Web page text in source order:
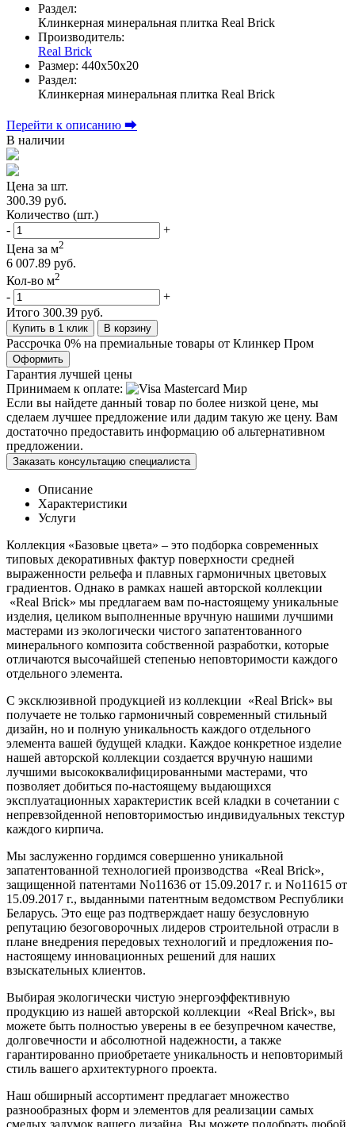
Раздел:
Клинкерная минеральная плитка Real Brick
Производитель:
Real Brick
Размер: 440х50х20
Раздел:
Клинкерная минеральная плитка Real Brick
Перейти к описанию ⮕
В наличии
Цена за шт.
300.39 руб.
Количество (шт.)
-
+
Цена за м2
6 007.89 руб.
Кол-во м2
-
+
Итого 300.39 руб.
Купить в 1 клик В корзину
Рассрочка 0% на премиальные товары от Клинкер Пром
Оформить
Гарантия лучшей цены
Принимаем к оплате:
Если вы найдете данный товар по более низкой цене, мы
сделаем лучшее предложение или дадим такую же цену. Вам
достаточно предоставить информацию об альтернативном
предложении.
Заказать консультацию специалиста
Описание
Характеристики
Услуги
Коллекция «Базовые цвета» – это подборка современных
типовых декоративных фактур поверхности средней
выраженности рельефа и плавных гармоничных цветовых
градиентов. Однако в рамках нашей авторской коллекции
«Real Brick» мы предлагаем вам по-настоящему уникальные
изделия, целиком выполненные вручную нашими лучшими
мастерами из экологически чистого запатентованного
минерального композита собственной разработки, которые
отличаются высочайшей степенью неповторимости каждого
отдельного элемента.
С эксклюзивной продукцией из коллекции «Real Brick» вы
получаете не только гармоничный современный стильный
дизайн, но и полную уникальность каждого отдельного
элемента вашей будущей кладки. Каждое конкретное изделие
нашей авторской коллекции создается вручную нашими
лучшими высококвалифицированными мастерами, что
позволяет добиться по-настоящему выдающихся
эксплуатационных характеристик всей кладки в сочетании с
непревзойденной неповторимостью индивидуальных текстур
каждого кирпича.
Мы заслуженно гордимся совершенно уникальной
запатентованной технологией производства «Real Brick»,
защищенной патентами No11636 от 15.09.2017 г. и No11615 от
15.09.2017 г., выданными патентным ведомством Республики
Беларусь. Это еще раз подтверждает нашу безусловную
репутацию безоговорочных лидеров строительной отрасли в
плане внедрения передовых технологий и предложения по-
настоящему инновационных решений для наших
взыскательных клиентов.
Выбирая экологически чистую энергоэффективную
продукцию из нашей авторской коллекции «Real Brick», вы
можете быть полностью уверены в ее безупречном качестве,
долговечности и абсолютной надежности, а также
гарантированно приобретаете уникальность и неповторимый
стиль вашего архитектурного проекта.
Наш обширный ассортимент предлагает множество
разнообразных форм и элементов для реализации самых
смелых задумок вашего дизайна. Вы можете подобрать любой